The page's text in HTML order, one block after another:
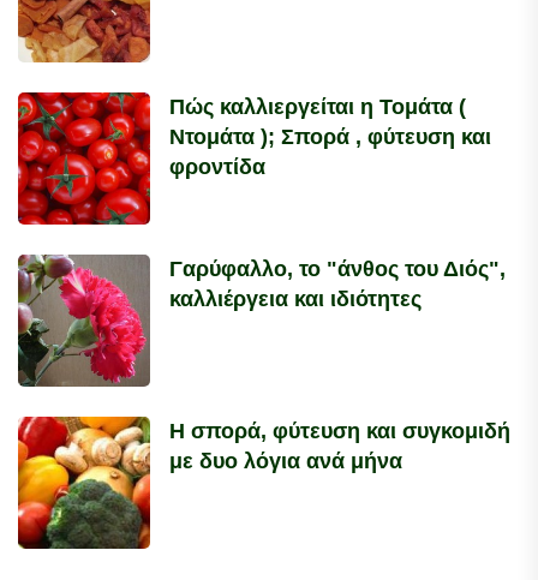
Πώς καλλιεργείται η Τομάτα (
Ντομάτα ); Σπορά , φύτευση και
φροντίδα
Γαρύφαλλο, το "άνθος του Διός",
καλλιέργεια και ιδιότητες
Η σπορά, φύτευση και συγκομιδή
με δυο λόγια ανά μήνα